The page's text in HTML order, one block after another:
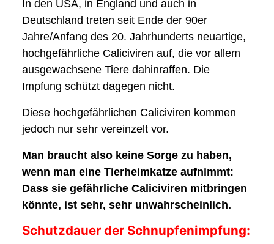
In den USA, in England und auch in
Deutschland treten seit Ende der 90er
Jahre/Anfang des 20. Jahrhunderts neuartige,
hochgefährliche Caliciviren auf, die vor allem
ausgewachsene Tiere dahinraffen. Die
Impfung schützt dagegen nicht.
Diese hochgefährlichen Caliciviren kommen
jedoch nur sehr vereinzelt vor.
Man braucht also keine Sorge zu haben,
wenn man eine Tierheimkatze aufnimmt:
Dass sie gefährliche Caliciviren mitbringen
könnte, ist sehr, sehr unwahrscheinlich.
Schutzdauer der Schnupfenimpfung: